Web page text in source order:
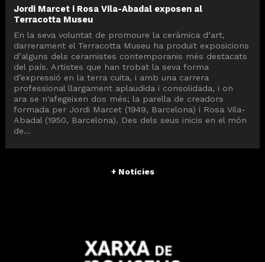
Jordi Marcet i Rosa Vila-Abadal exposen al
Terracotta Museu
En la seva voluntat de promoure la ceràmica d’art,
darrerament el Terracotta Museu ha produït exposicions
d’alguns dels ceramistes contemporanis més destacats
del país. Artistes que han trobat la seva forma
d’expressió en la terra cuita, i amb una carrera
professional llargament aplaudida i consolidada, i on
ara se n'afegeixen dos més; la parella de creadors
formada per Jordi Marcet (1949, Barcelona) i Rosa Vila-
Abadal (1950, Barcelona). Des dels seus inicis en el món
de...
+ Notícies